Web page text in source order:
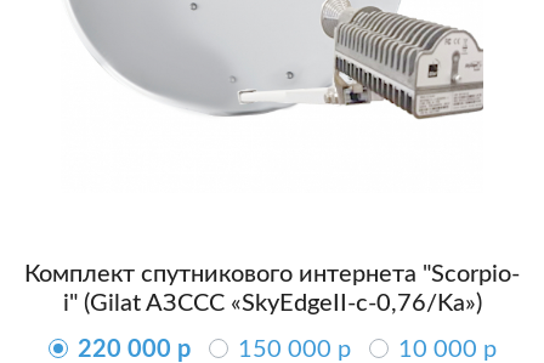
Комплект спутникового интернета "Scorpio-
i" (Gilat AЗССС «SkyEdgeII-c-0,76/Ka»)
220 000 p
150 000 p 10 000 p